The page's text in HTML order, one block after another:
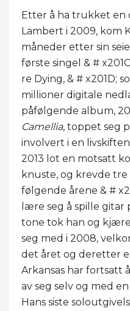
Etter å ha trukket en
Lambert i 2009, kom
måneder etter sin
første singel & #
re Dying, & # x201D;
millioner digitale
påfølgende album,
Camellia, toppet seg
involvert i en
2013 lot en motsatt
knuste, og krevde tre
følgende årene & #
lære seg å spille gitar
tone tok han og
seg med i 2008,
det året og deretter
Arkansas har fortsatt
av seg selv og med
Hans siste